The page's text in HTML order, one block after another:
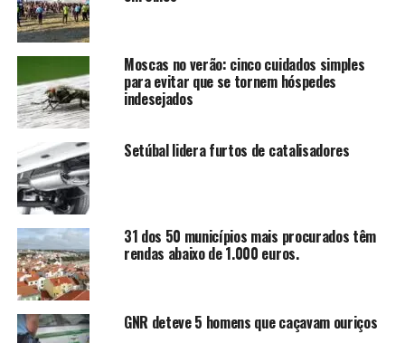
Moscas no verão: cinco cuidados simples
para evitar que se tornem hóspedes
indesejados
Setúbal lidera furtos de catalisadores
31 dos 50 municípios mais procurados têm
rendas abaixo de 1.000 euros.
GNR deteve 5 homens que caçavam ouriços